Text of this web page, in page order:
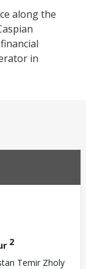
along the
in
2
Temir Zholy